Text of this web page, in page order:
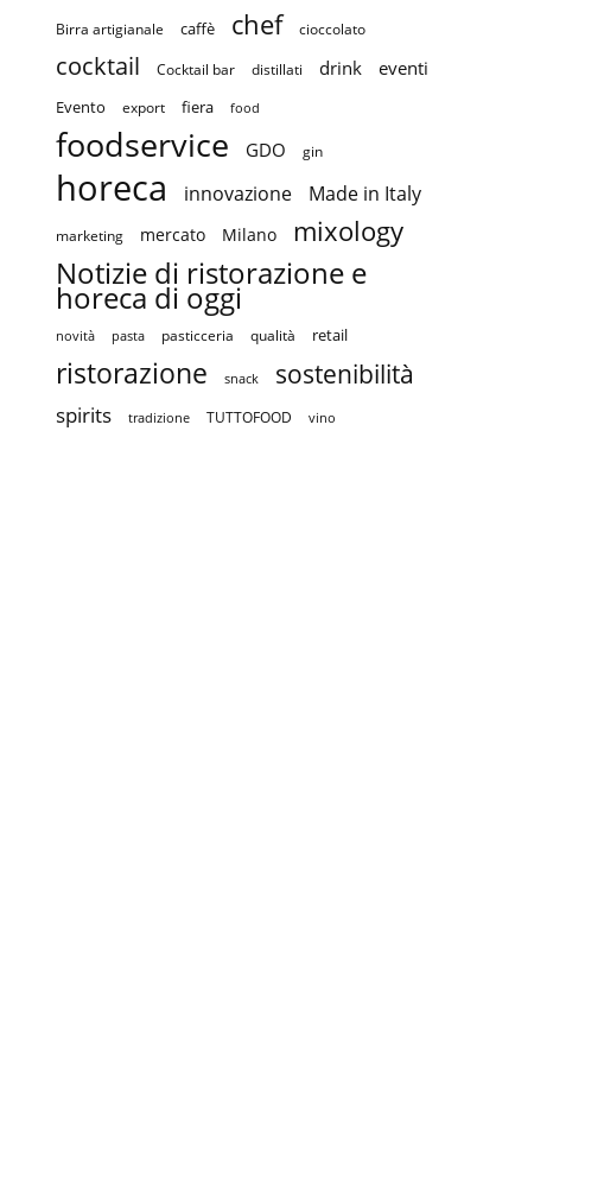
Birra artigianale caffè chef cioccolato
cocktail Cocktail bar distillati drink eventi
Evento export fiera food
foodservice GDO gin
horeca innovazione Made in Italy
marketing mercato Milano mixology
Notizie di ristorazione e
horeca di oggi
novità pasta pasticceria qualità retail
ristorazione snack sostenibilità
spirits tradizione TUTTOFOOD vino